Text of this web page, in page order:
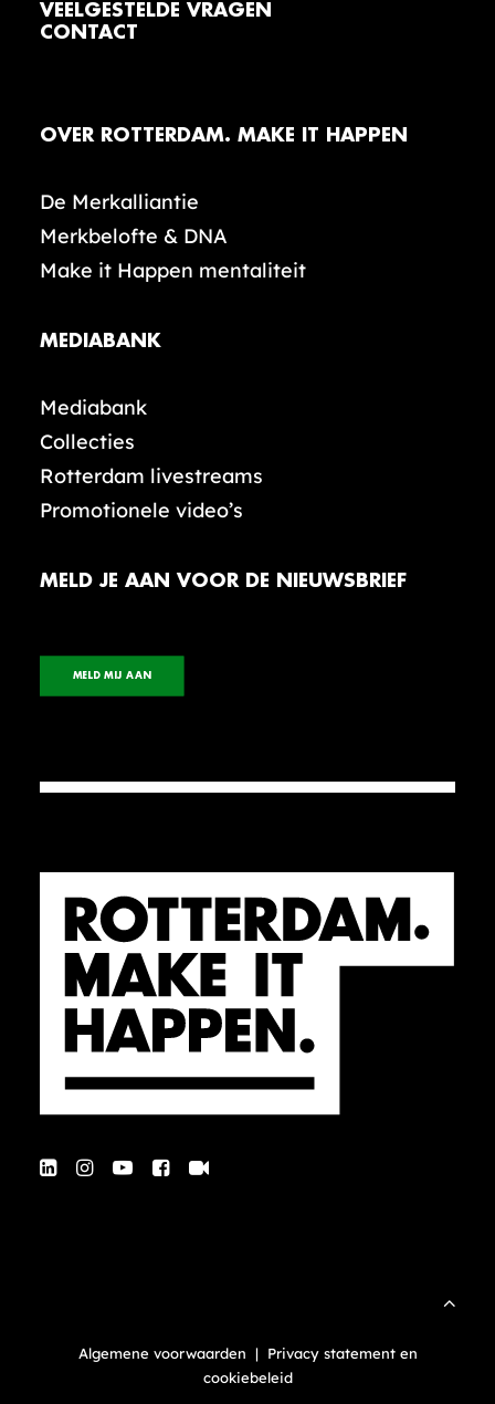
VEELGESTELDE VRAGEN
CONTACT
OVER ROTTERDAM. MAKE IT HAPPEN
De Merkalliantie
Merkbelofte & DNA
Make it Happen mentaliteit
MEDIABANK
Mediabank
Collecties
Rotterdam livestreams
Promotionele video’s
MELD JE AAN VOOR DE NIEUWSBRIEF
MELD MIJ AAN
Algemene voorwaarden | Privacy statement en
cookiebeleid